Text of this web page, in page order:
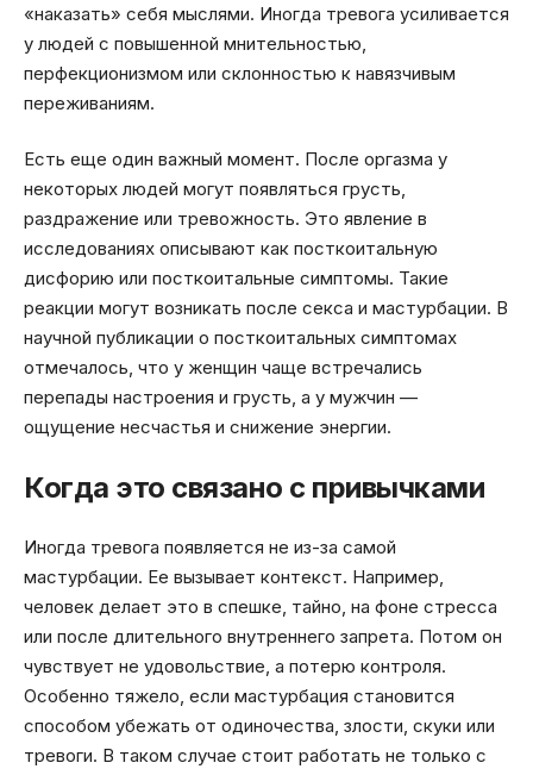
«наказать» себя мыслями. Иногда тревога усиливается
у людей с повышенной мнительностью,
перфекционизмом или склонностью к навязчивым
переживаниям.
Есть еще один важный момент. После оргазма у
некоторых людей могут появляться грусть,
раздражение или тревожность. Это явление в
исследованиях описывают как посткоитальную
дисфорию или посткоитальные симптомы. Такие
реакции могут возникать после секса и мастурбации. В
научной публикации о посткоитальных симптомах
отмечалось, что у женщин чаще встречались
перепады настроения и грусть, а у мужчин —
ощущение несчастья и снижение энергии.
Когда это связано с привычками
Иногда тревога появляется не из-за самой
мастурбации. Ее вызывает контекст. Например,
человек делает это в спешке, тайно, на фоне стресса
или после длительного внутреннего запрета. Потом он
чувствует не удовольствие, а потерю контроля.
Особенно тяжело, если мастурбация становится
способом убежать от одиночества, злости, скуки или
тревоги. В таком случае стоит работать не только с